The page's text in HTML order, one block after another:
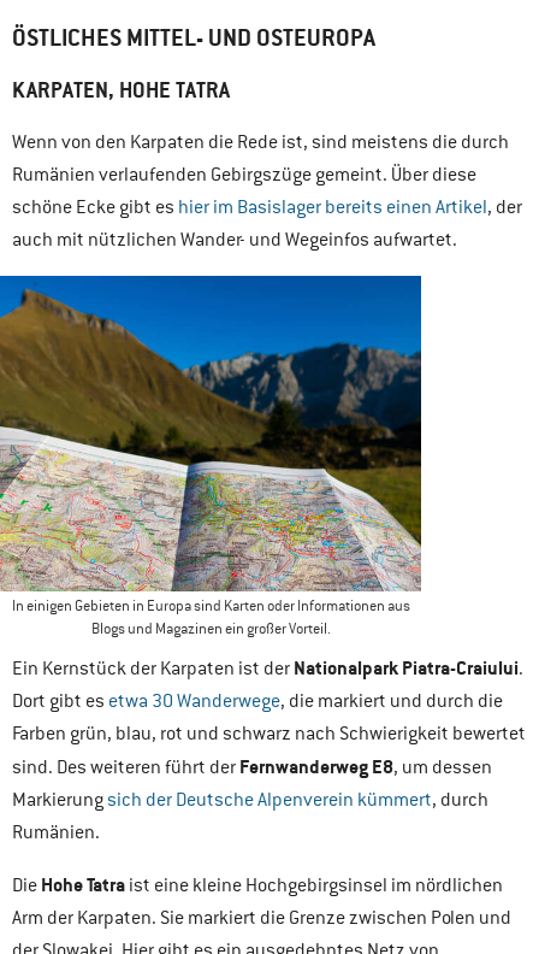
ÖSTLICHES MITTEL- UND OSTEUROPA
KARPATEN, HOHE TATRA
Wenn von den Karpaten die Rede ist, sind meistens die durch
Rumänien verlaufenden Gebirgszüge gemeint. Über diese
schöne Ecke gibt es hier im Basislager bereits einen Artikel, der
auch mit nützlichen Wander- und Wegeinfos aufwartet.
In einigen Gebieten in Europa sind Karten oder Informationen aus
Blogs und Magazinen ein großer Vorteil.
Ein Kernstück der Karpaten ist der Nationalpark Piatra-Craiului.
Dort gibt es etwa 30 Wanderwege, die markiert und durch die
Farben grün, blau, rot und schwarz nach Schwierigkeit bewertet
sind. Des weiteren führt der Fernwanderweg E8, um dessen
Markierungsich der Deutsche Alpenverein kümmert, durch
Rumänien.
Die Hohe Tatra ist eine kleine Hochgebirgsinsel im nördlichen
Arm der Karpaten. Sie markiert die Grenze zwischen Polen und